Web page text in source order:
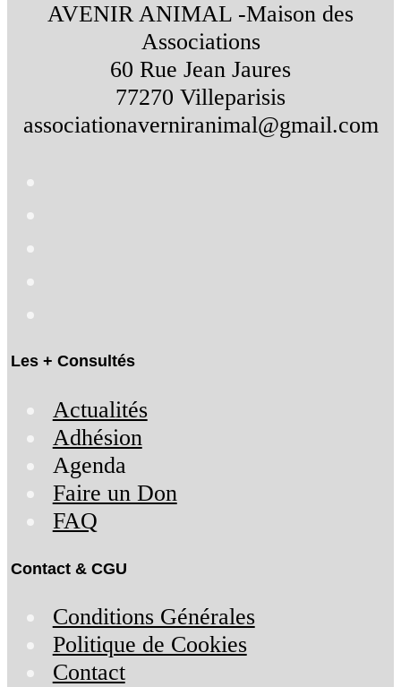
AVENIR ANIMAL -Maison des
Associations
60 Rue Jean Jaures
77270 Villeparisis
associationaverniranimal@gmail.com
Les + Consultés
Actualités
Adhésion
Agenda
Faire un Don
FAQ
Contact & CGU
Conditions Générales
Politique de Cookies
Contact